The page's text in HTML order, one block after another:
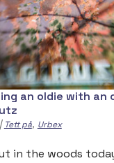
an oldie with an
Tett på, Urbex
in the woods